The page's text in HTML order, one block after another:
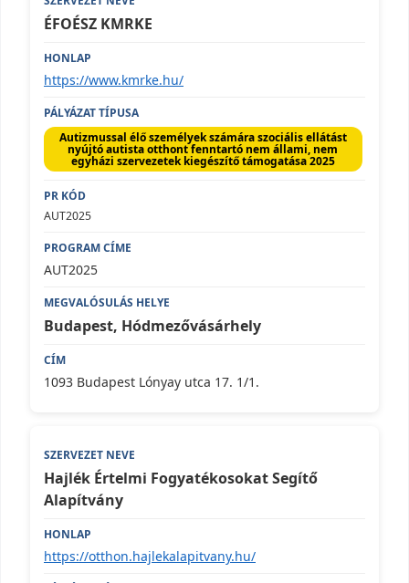
ÉFOÉSZ KMRKE
https://www.kmrke.hu/
Autizmussal élő személyek számára szociális ellátást
nyújtó autista otthont fenntartó nem állami, nem
egyházi szervezetek kiegészítő támogatása 2025
AUT2025
AUT2025
Budapest, Hódmezővásárhely
1093 Budapest Lónyay utca 17. 1/1.
Hajlék Értelmi Fogyatékosokat Segítő
Alapítvány
https://otthon.hajlekalapitvany.hu/